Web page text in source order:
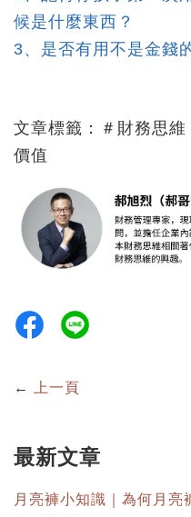
候是什麼東西？
3、是否有用不是金錢
文章標籤：＃財務思
價值
← 上一頁
最新文章
月亮褲小知識｜為何月亮